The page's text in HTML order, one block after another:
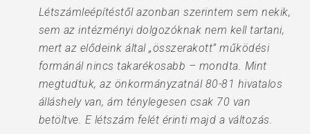
Létszámleépítéstől azonban szerintem sem nekik,
sem az intézményi dolgozóknak nem kell tartani,
mert az elődeink által „összerakott” működési
formánál nincs takarékosabb – mondta. Mint
megtudtuk, az önkormányzatnál 80-81 hivatalos
álláshely van, ám ténylegesen csak 70 van
betöltve. E létszám felét érinti majd a változás.